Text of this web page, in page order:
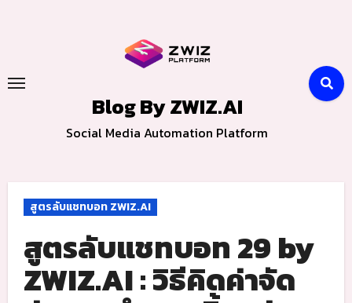
Blog By ZWIZ.AI
Social Media Automation Platform
สูตรลับแชทบอท ZWIZ.AI
สูตรลับแชทบอท 29 by
ZWIZ.AI : วิธีคิดค่าจัด